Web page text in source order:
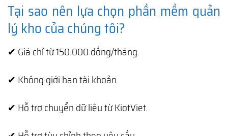
Tại sao nên lựa chọn phần mềm quản
lý kho của chúng tôi?
✔ Giá chỉ từ 150.000 đồng/tháng.
✔ Không giới hạn tài khoản.
✔ Hỗ trợ chuyển dữ liệu từ KiotViet.